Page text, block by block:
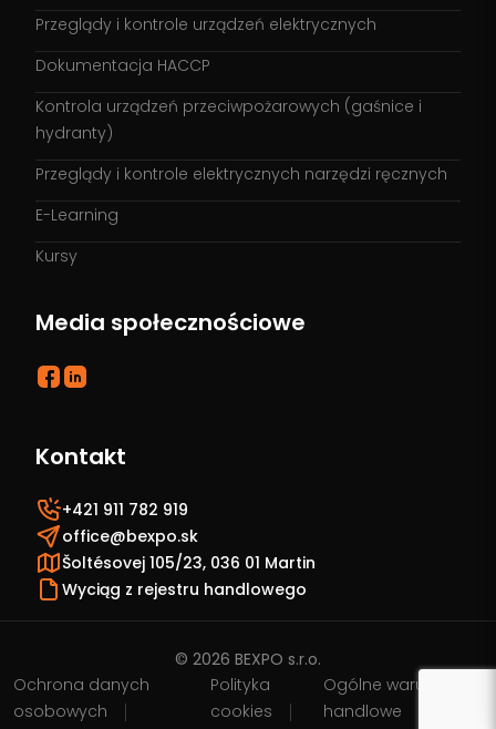
Przeglądy i kontrole urządzeń elektrycznych
Dokumentacja HACCP
Kontrola urządzeń przeciwpożarowych (gaśnice i
hydranty)
Przeglądy i kontrole elektrycznych narzędzi ręcznych
E-Learning
Kursy
Media społecznościowe
Kontakt
+421 911 782 919
office@bexpo.sk
Šoltésovej 105/23, 036 01 Martin
Wyciąg z rejestru handlowego
© 2026 BEXPO s.r.o.
Ochrona danych
osobowych
Polityka
cookies
Ogólne warunki
handlowe